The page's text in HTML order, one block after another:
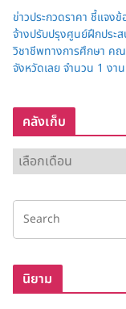
ข่าวประกวดราคา ชี้แจง
จ้างปรับปรุงศูนย์ฝึกประ
วิชาชีพทางการศึกษา คณ
จังหวัดเลย จำนวน 1 ง
คลังเก็บ
ลั
ง
ก็
นิยาม